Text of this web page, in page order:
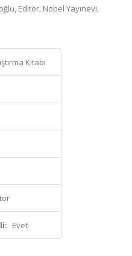
Editör, Nobel Yayınevi,
Kitabı
Evet